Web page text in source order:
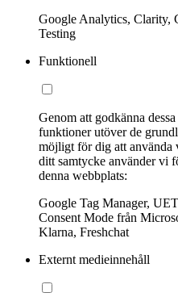
Google Analytics, Clarity,
Testing
Funktionell
Genom att godkänna
funktioner utöver de
möjligt för dig att använda
ditt samtycke använder vi
denna webbplats:
Google Tag Manager,
Consent Mode från
Klarna, Freshchat
Externt medieinnehåll